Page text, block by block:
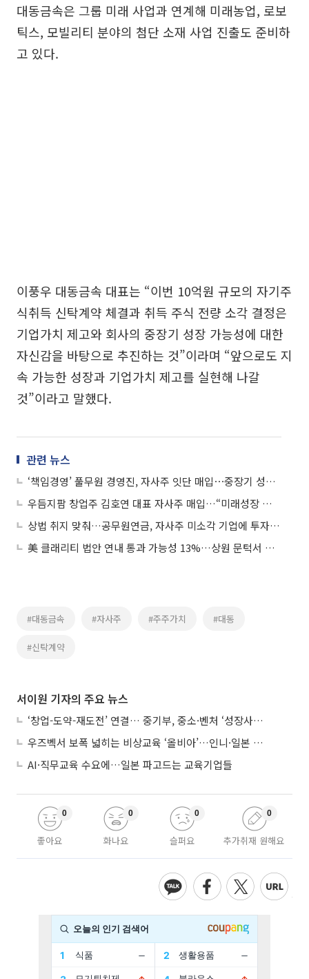
대동금속은 그룹 미래 사업과 연계해 미래농업, 로보
틱스, 모빌리티 분야의 첨단 소재 사업 진출도 준비하
고 있다.
이풍우 대동금속 대표는 “이번 10억원 규모의 자기주
식취득 신탁계약 체결과 취득 주식 전량 소각 결정은
기업가치 제고와 회사의 중장기 성장 가능성에 대한
자신감을 바탕으로 추진하는 것”이라며 “앞으로도 지
속 가능한 성장과 기업가치 제고를 실현해 나갈
것”이라고 말했다.
관련 뉴스
‘책임경영’ 풀무원 경영진, 자사주 잇단 매입⋯중장기 성장에 ‘가속페달’
우듬지팜 창업주 김호연 대표 자사주 매입…“미래성장 자신감·책임경영 강화”
상법 취지 맞춰…공무원연금, 자사주 미소각 기업에 투자자 서한 발송
美 클래리티 법안 연내 통과 가능성 13%…상원 문턱서 제동
#대동금속 #자사주 #주주가치 #대동
#신탁계약
서이원 기자의 주요 뉴스
‘창업-도약-재도전’ 연결… 중기부, 중소·벤처 ‘성장사다리’ 짓는다
우즈벡서 보폭 넓히는 비상교육 ‘올비아’…인니·일본 진출 타진
AI·직무교육 수요에…일본 파고드는 교육기업들
좋아요
0
화나요
0
슬퍼요
0
추가취재 원해요
0